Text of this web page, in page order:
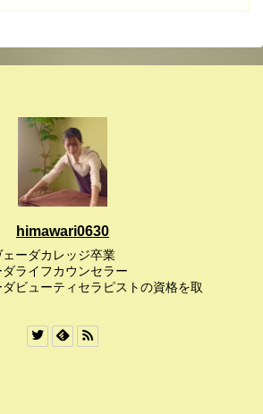
himawari0630
ーダカレッジ卒業
ライフカウンセラー
ビューティセラピストの資格を取